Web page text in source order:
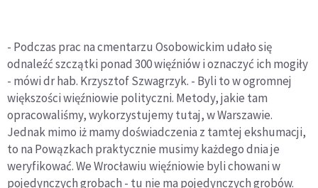
- Podczas prac na cmentarzu Osobowickim udało się
odnaleźć szczątki ponad 300 więźniów i oznaczyć ich mogiły
- mówi dr hab. Krzysztof Szwagrzyk. - Byli to w ogromnej
większości więźniowie polityczni. Metody, jakie tam
opracowaliśmy, wykorzystujemy tutaj, w Warszawie.
Jednak mimo iż mamy doświadczenia z tamtej ekshumacji,
to na Powązkach praktycznie musimy każdego dnia je
weryfikować. We Wrocławiu więźniowie byli chowani w
pojedynczych grobach - tu nie ma pojedynczych grobów.